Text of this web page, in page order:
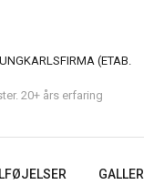
(ETAB.
20+ års erfaring
GALLERI